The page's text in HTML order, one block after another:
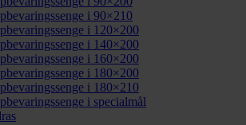
i 90×210
i 120×200
i 140×200
i 160×200
i 180×200
i 180×210
i specialmål